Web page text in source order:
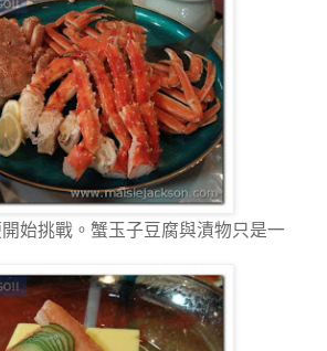
始挑戰。蟹玉子豆腐與漬物只是一